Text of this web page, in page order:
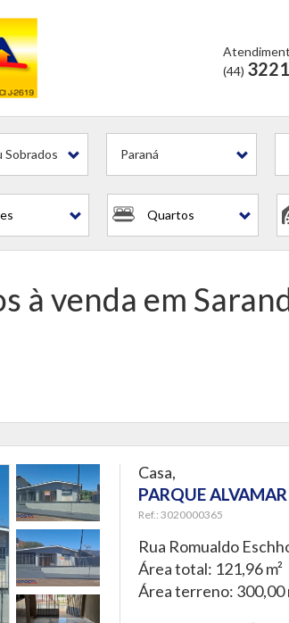
(44)
Sobrados Paraná
Quartos
à venda em
Casa,
PARQUE ALVAMAR
Ref.: 3020000365
Rua Romualdo
Área total: 121,96 m²
Área terreno: 300,00